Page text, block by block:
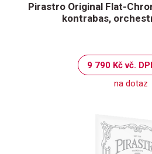
Pirastro Original Flat-
kontrabas,
9 790 Kč vč.
na dotaz